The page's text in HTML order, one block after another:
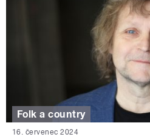
Folk a country
16. červenec 2024